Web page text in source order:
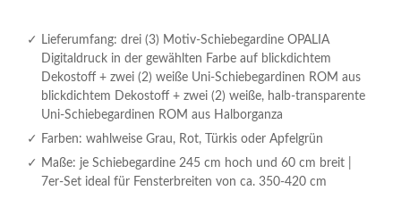
Lieferumfang: drei (3) Motiv-Schiebegardine OPALIA
Digitaldruck in der gewählten Farbe auf blickdichtem
Dekostoff + zwei (2) weiße Uni-Schiebegardinen ROM aus
blickdichtem Dekostoff + zwei (2) weiße, halb-transparente
Uni-Schiebegardinen ROM aus Halborganza
Farben: wahlweise Grau, Rot, Türkis oder Apfelgrün
Maße: je Schiebegardine 245 cm hoch und 60 cm breit |
7er-Set ideal für Fensterbreiten von ca. 350-420 cm